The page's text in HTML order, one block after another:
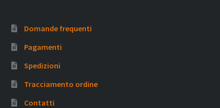
Domande frequenti
Pagamenti
Spedizioni
Tracciamento ordine
Contatti